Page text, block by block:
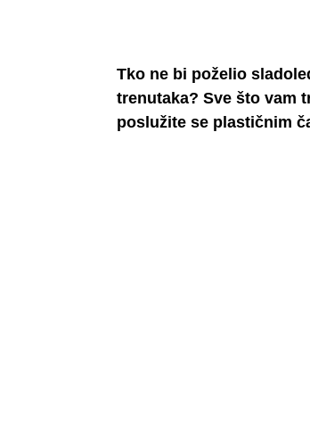
Tko ne bi poželio
trenutaka? Sve što vam
poslužite se plastičnim